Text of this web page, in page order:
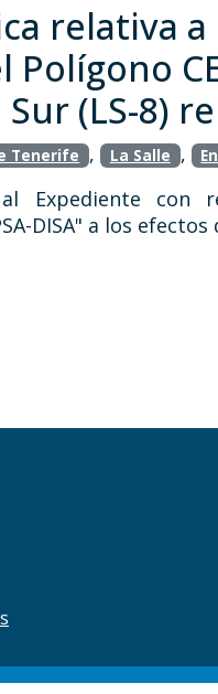
relativa
Polígono
(LS-8)
Tenerife , La Salle ,
Expediente con
DISA" a los